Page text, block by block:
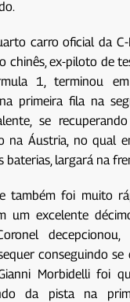
carro oficial da
chinês, ex-piloto de
1, terminou
primeira fila na
se
na Áustria, no qual
baterias, largará na
também foi muito
um excelente
decepcionou,
conseguindo se
Morbidelli foi
da pista na